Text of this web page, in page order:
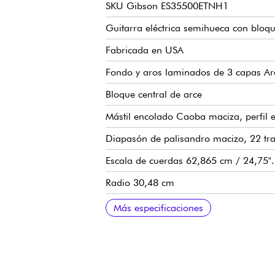
SKU Gibson ES35500ETNH1
Guitarra eléctrica semihueca con
Fabricada en USA
Fondo y aros laminados de 3 capas
Bloque central de arce
Mástil encolado Caoba maciza, perfil
Diapasón de palisandro macizo, 22
Escala de cuerdas 62,865 cm / 24,75".
Radio 30,48 cm
Ancho del mástil hasta la cejuela
Anchura del mástil hasta el último
Grosor del mástil en la cejuela 21,59
Grosor del mástil hasta el 12º traste
Pastillas Gibson Custombucker Alnico
1 volumen por pastilla
1 tono por pastilla
Selector de pastillas de 3 posiciones
Capacidad para Orange Drop
Puente Gibson Tune-O-Matic ABR-1
Cordal Gibson Stop Bar
Clavijas de afinación Vintage Deluxe
Sillín Graph Tech
Barniz nitrocelulósico brillante
Se vende con estuche rígido Gibson
Calibres de cuerdas recomendados
Más especificaciones